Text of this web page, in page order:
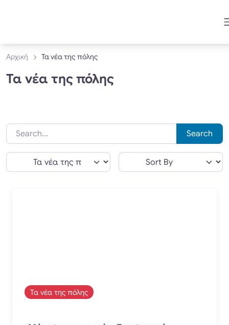
Αρχική Τα νέα της πόλης
Τα νέα της πόλης
Search
Τα νέα της πόλης